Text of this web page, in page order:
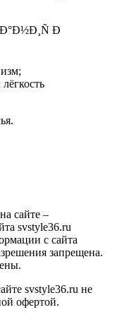
сайте –
svstyle36.ru
с сайта
запрещена.
svstyle36.ru не
офертой.